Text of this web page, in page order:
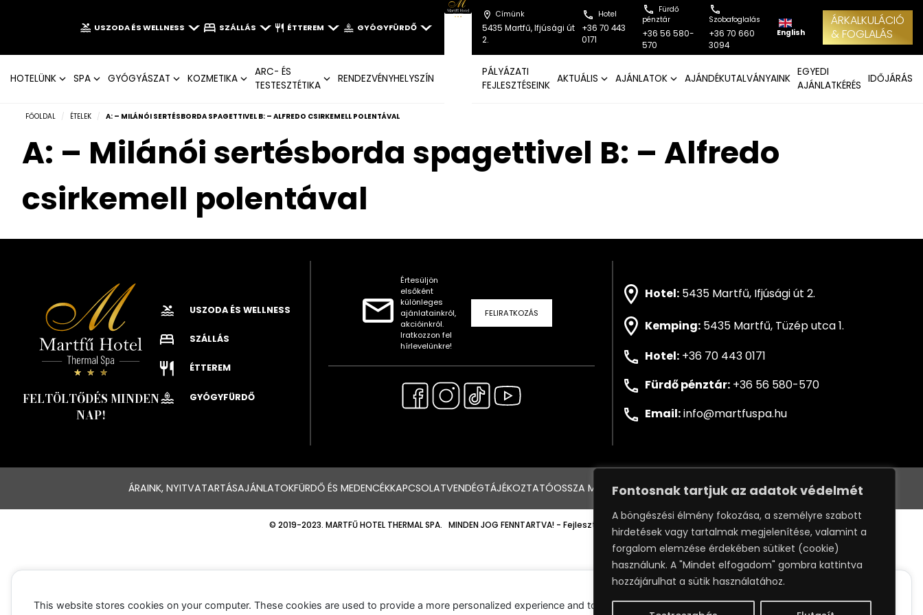
Fontosnak tartjuk az adatok védelmét
A böngészési élmény fokozása, a személyre szabott
hirdetések vagy tartalmak megjelenítése, valamint a
forgalom elemzése érdekében sütiket (cookie)
használunk. A "Mindet elfogadom" gombra kattintva
hozzájárulhat a sütik használatához.
USZODA ÉS WELLNESS SZÁLLÁS ÉTTEREM GYÓGYFÜRDŐ
HOTELÜNK SPA GYÓGYÁSZAT KOZMETIKA
ARC- ÉS
TESTESZTÉTIKA
RENDEZVÉNYHELYSZÍN
Címünk
5435 Martfű, Ifjúsági út
2.
Hotel
+36 70 443
0171
Fürdő
pénztár
+36 56 580-
570
Szobafoglalás
+36 70 660
3094
English
ÁRKALKULÁCIÓ
& FOGLALÁS
PÁLYÁZATI
FEJLESZTÉSEINK
AKTUÁLIS AJÁNLATOK AJÁNDÉKUTALVÁNYAINK
EGYEDI
AJÁNLATKÉRÉS
IDŐJÁRÁS
FŐOLDAL / ÉTELEK / A: – MILÁNÓI SERTÉSBORDA SPAGETTIVEL B: – ALFREDO CSIRKEMELL POLENTÁVAL
A: – Milánói sertésborda spagettivel B: – Alfredo
csirkemell polentával
FELTÖLTŐDÉS MINDEN
NAP!
USZODA ÉS WELLNESS
SZÁLLÁS
ÉTTEREM
GYÓGYFÜRDŐ
Értesüljön
elsőként
különleges
ajánlatainkról,
akcióinkról.
Iratkozzon fel
hírlevelünkre!
FELIRATKOZÁS
Hotel: 5435 Martfű, Ifjúsági út 2.
Kemping: 5435 Martfű, Tüzép utca 1.
Hotel: +36 70 443 0171
Fürdő pénztár: +36 56 580-570
Email:info@martfuspa.hu
ÁRAINK, NYITVATARTÁSAJÁNLATOKFÜRDŐ ÉS MEDENCÉKKAPCSOLATVENDÉGTÁJÉKOZTATÓOSSZA MEG VÉLEMÉNYÉTADATKEZELÉSI SZABÁLYZAT
© 2019-2023. MARTFŰ HOTEL THERMAL SPA. MINDEN JOG FENNTARTVA! - Fejlesztette: WEBPRO
This website stores cookies on your computer. These cookies are used to provide a more personalized experience and to track your whereabouts around